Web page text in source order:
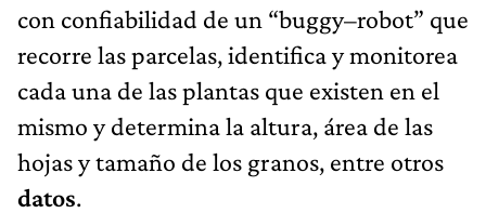
con confiabilidad de un “buggy–robot” que
recorre las parcelas, identifica y monitorea
cada una de las plantas que existen en el
mismo y determina la altura, área de las
hojas y tamaño de los granos, entre otros
datos.